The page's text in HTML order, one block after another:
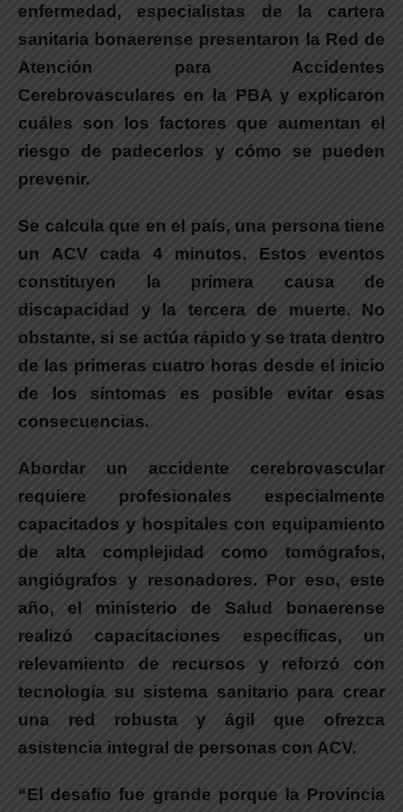
enfermedad, especialistas de la cartera
sanitaria bonaerense presentaron la Red de
Atención para Accidentes
Cerebrovasculares en la PBA y explicaron
cuáles son los factores que aumentan el
riesgo de padecerlos y cómo se pueden
prevenir.
Se calcula que en el país, una persona tiene
un ACV cada 4 minutos. Estos eventos
constituyen la primera causa de
discapacidad y la tercera de muerte. No
obstante, si se actúa rápido y se trata dentro
de las primeras cuatro horas desde el inicio
de los síntomas es posible evitar esas
consecuencias.
Abordar un accidente cerebrovascular
requiere profesionales especialmente
capacitados y hospitales con equipamiento
de alta complejidad como tomógrafos,
angiógrafos y resonadores. Por eso, este
año, el ministerio de Salud bonaerense
realizó capacitaciones específicas, un
relevamiento de recursos y reforzó con
tecnología su sistema sanitario para crear
una red robusta y ágil que ofrezca
asistencia integral de personas con ACV.
“El desafío fue grande porque la Provincia